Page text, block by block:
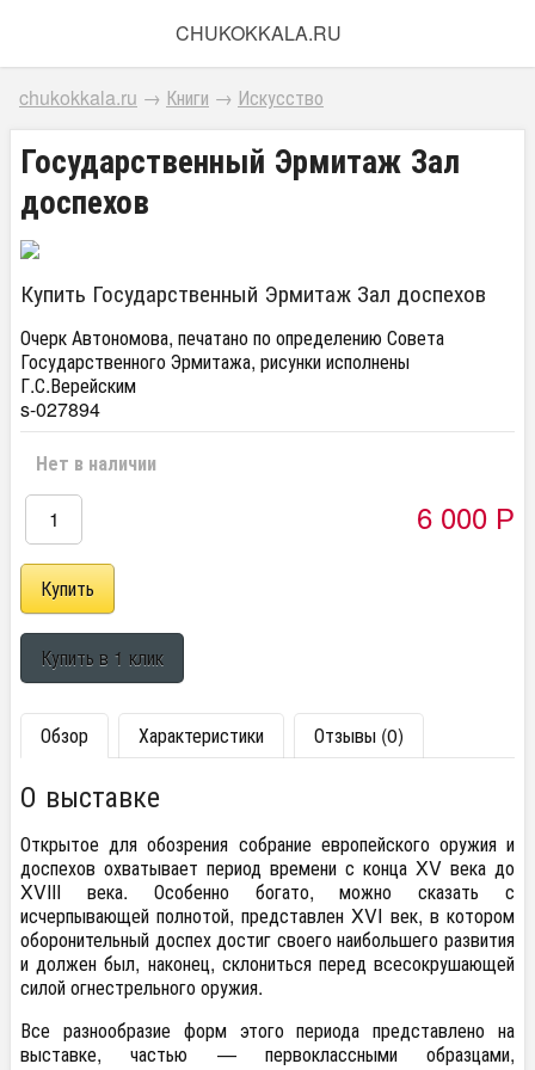
CHUKOKKALA.RU
chukokkala.ru → Книги → Искусство
Государственный Эрмитаж Зал
доспехов
Купить Государственный Эрмитаж Зал доспехов
Очерк Автономова, печатано по определению Совета
Государственного Эрмитажа, рисунки исполнены
Г.С.Верейским
s-027894
Нет в наличии
6 000 Р
Обзор Характеристики Отзывы (0)
О выставке
Открытое для обозрения собрание европейского оружия и
доспехов охватывает период времени с конца XV века до
XVIII века. Особенно богато, можно сказать с
исчерпывающей полнотой, представлен XVI век, в котором
оборонительный доспех достиг своего наибольшего развития
и должен был, наконец, склониться перед всесокрушающей
силой огнестрельного оружия.
Все разнообразие форм этого периода представлено на
выставке, частью — первоклассными образцами,